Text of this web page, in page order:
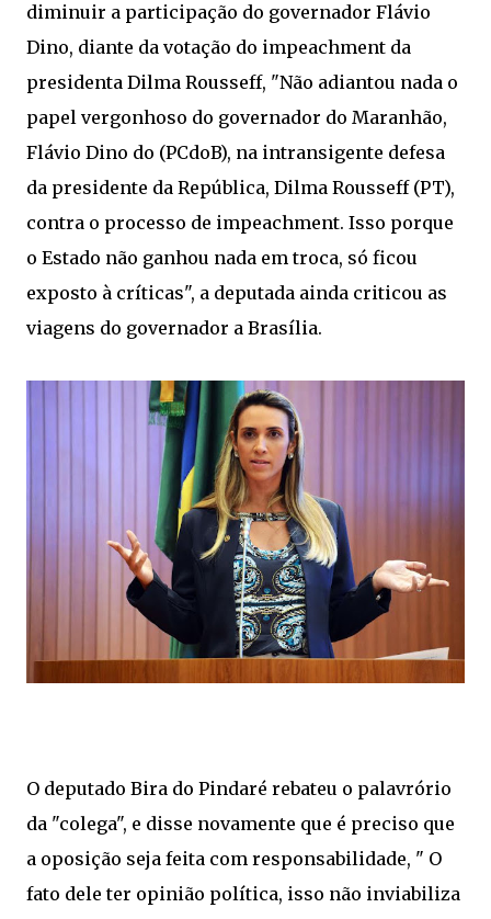
diminuir a participação do governador Flávio
Dino, diante da votação do impeachment da
presidenta Dilma Rousseff, "Não adiantou nada o
papel vergonhoso do governador do Maranhão,
Flávio Dino do (PCdoB), na intransigente defesa
da presidente da República, Dilma Rousseff (PT),
contra o processo de impeachment. Isso porque
o Estado não ganhou nada em troca, só ficou
exposto à críticas", a deputada ainda criticou as
viagens do governador a Brasília.
O deputado Bira do Pindaré rebateu o palavrório
da "colega", e disse novamente que é preciso que
a oposição seja feita com responsabilidade, " O
fato dele ter opinião política, isso não inviabiliza